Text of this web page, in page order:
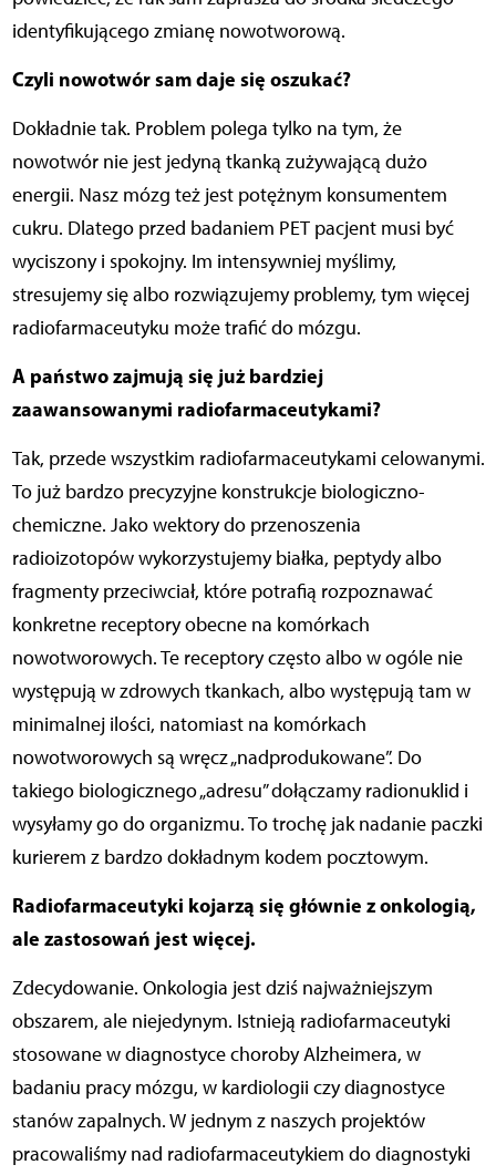
identyfikującego zmianę nowotworową.
Czyli nowotwór sam daje się oszukać?
Dokładnie tak. Problem polega tylko na tym, że
nowotwór nie jest jedyną tkanką zużywającą dużo
energii. Nasz mózg też jest potężnym konsumentem
cukru. Dlatego przed badaniem PET pacjent musi być
wyciszony i spokojny. Im intensywniej myślimy,
stresujemy się albo rozwiązujemy problemy, tym więcej
radiofarmaceutyku może trafić do mózgu.
A państwo zajmują się już bardziej
zaawansowanymi radiofarmaceutykami?
Tak, przede wszystkim radiofarmaceutykami celowanymi.
To już bardzo precyzyjne konstrukcje biologiczno-
chemiczne. Jako wektory do przenoszenia
radioizotopów wykorzystujemy białka, peptydy albo
fragmenty przeciwciał, które potrafią rozpoznawać
konkretne receptory obecne na komórkach
nowotworowych. Te receptory często albo w ogóle nie
występują w zdrowych tkankach, albo występują tam w
minimalnej ilości, natomiast na komórkach
nowotworowych są wręcz „nadprodukowane”. Do
takiego biologicznego „adresu” dołączamy radionuklid i
wysyłamy go do organizmu. To trochę jak nadanie paczki
kurierem z bardzo dokładnym kodem pocztowym.
Radiofarmaceutyki kojarzą się głównie z onkologią,
ale zastosowań jest więcej.
Zdecydowanie. Onkologia jest dziś najważniejszym
obszarem, ale niejedynym. Istnieją radiofarmaceutyki
stosowane w diagnostyce choroby Alzheimera, w
badaniu pracy mózgu, w kardiologii czy diagnostyce
stanów zapalnych. W jednym z naszych projektów
pracowaliśmy nad radiofarmaceutykiem do diagnostyki